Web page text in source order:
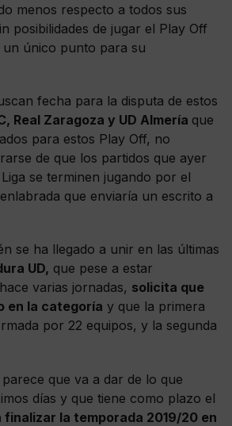
menos respecto a todos sus
posibilidades de jugar el Play Off
un único punto para su
fecha para la disputa de estos
Real Zaragoza y UD Almería que
para estos Play Off, no
de que los partidos que ayer
se terminen jugando por el
que enviaría un escrito a
se ha llegado a unir en las últimas
UD, que pese a estar
varias jornadas, solicita que
en la categoría y que la primera
por 22 equipos, y la segunda
que va a dar de lo que
días y que tiene como plazo el
finalizar la temporada 2019/20 en